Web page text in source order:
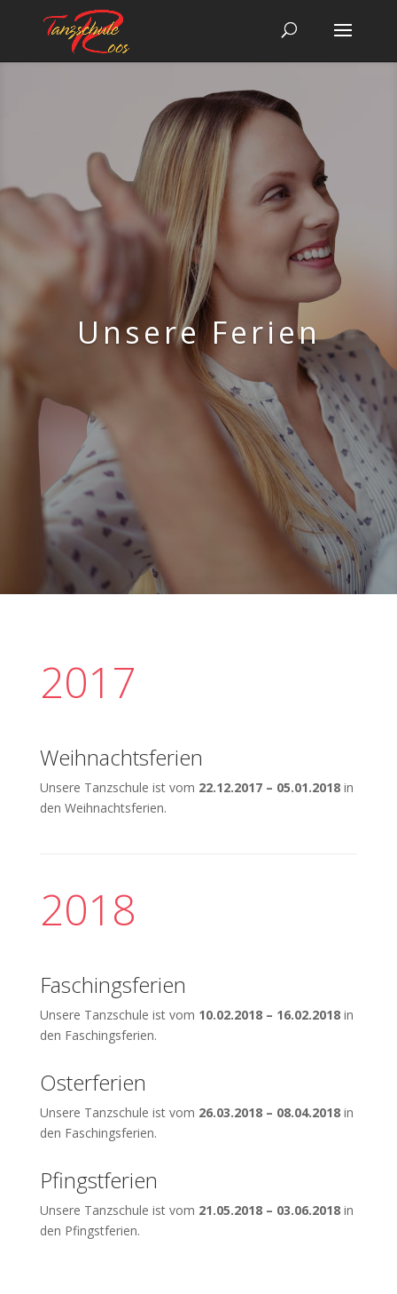
Unsere Ferien
2017
Weihnachtsferien
Unsere Tanzschule ist vom 22.12.2017 – 05.01.2018in
den Weihnachtsferien.
2018
Faschingsferien
Unsere Tanzschule ist vom 10.02.2018 – 16.02.2018in
den Faschingsferien.
Osterferien
Unsere Tanzschule ist vom 26.03.2018 – 08.04.2018in
den Faschingsferien.
Pfingstferien
Unsere Tanzschule ist vom 21.05.2018 – 03.06.2018in
den Pfingstferien.